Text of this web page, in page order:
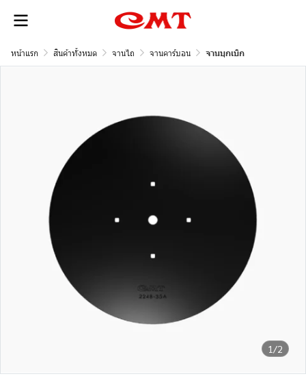
หน้าแรก สินค้าทั้งหมด จานไถ จานคาร์บอน จานบุกเบิก
1/2